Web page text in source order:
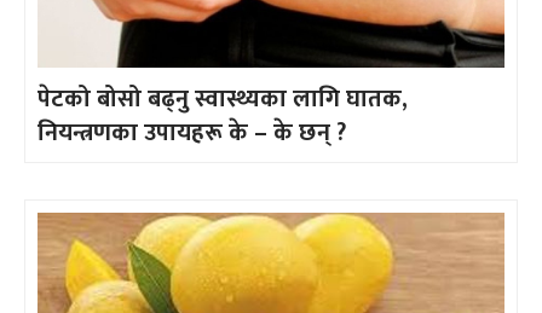
पेटको बोसो बढ्नु स्वास्थ्यका लागि घातक,
नियन्त्रणका उपायहरू के – के छन् ?